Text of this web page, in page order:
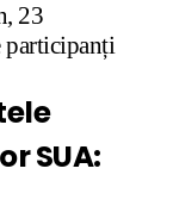
23
participanți
SUA: